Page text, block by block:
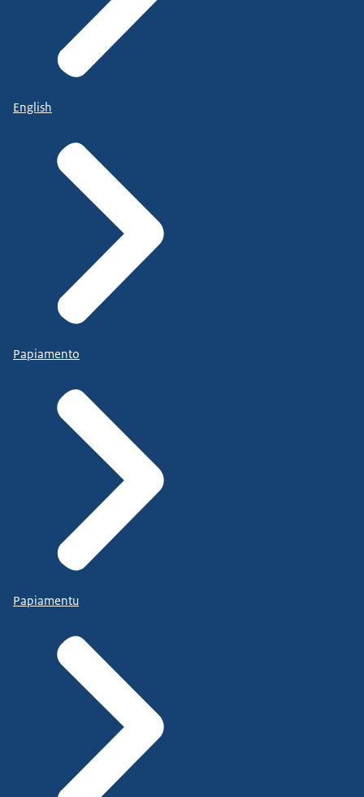
English
Papiamento
Papiamentu